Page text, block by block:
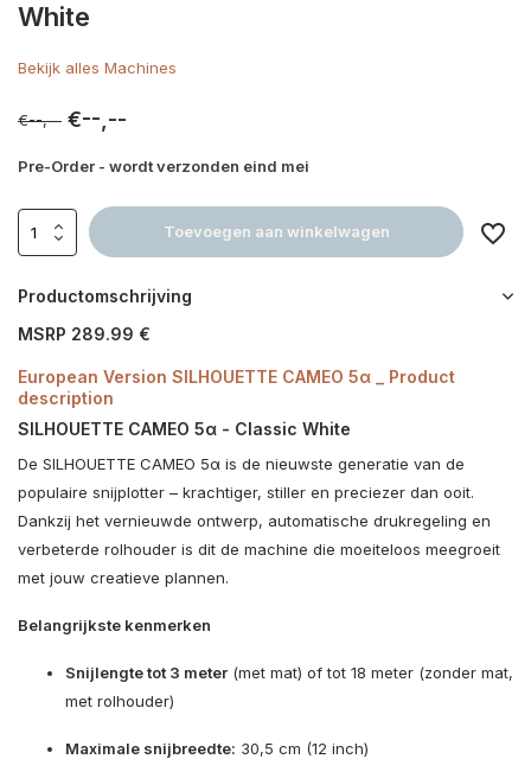
White
Bekijk alles Machines
€--,-- €--,--
Pre-Order - wordt verzonden eind mei
Toevoegen aan winkelwagen
Productomschrijving
MSRP 289.99 €
European Version SILHOUETTE CAMEO 5α _ Product
description
SILHOUETTE CAMEO 5α - Classic White
De SILHOUETTE CAMEO 5α is de nieuwste generatie van de
populaire snijplotter – krachtiger, stiller en preciezer dan ooit.
Dankzij het vernieuwde ontwerp, automatische drukregeling en
verbeterde rolhouder is dit de machine die moeiteloos meegroeit
met jouw creatieve plannen.
Belangrijkste kenmerken
Snijlengte tot 3 meter (met mat) of tot 18 meter (zonder mat,
met rolhouder)
Maximale snijbreedte: 30,5 cm (12 inch)